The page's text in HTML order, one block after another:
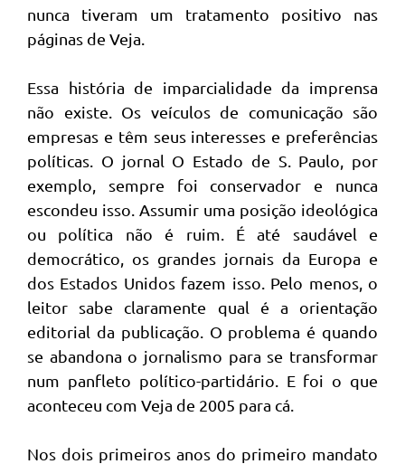
nunca tiveram um tratamento positivo nas
páginas de Veja.
Essa história de imparcialidade da imprensa
não existe. Os veículos de comunicação são
empresas e têm seus interesses e preferências
políticas. O jornal O Estado de S. Paulo, por
exemplo, sempre foi conservador e nunca
escondeu isso. Assumir uma posição ideológica
ou política não é ruim. É até saudável e
democrático, os grandes jornais da Europa e
dos Estados Unidos fazem isso. Pelo menos, o
leitor sabe claramente qual é a orientação
editorial da publicação. O problema é quando
se abandona o jornalismo para se transformar
num panfleto político-partidário. E foi o que
aconteceu com Veja de 2005 para cá.
Nos dois primeiros anos do primeiro mandato